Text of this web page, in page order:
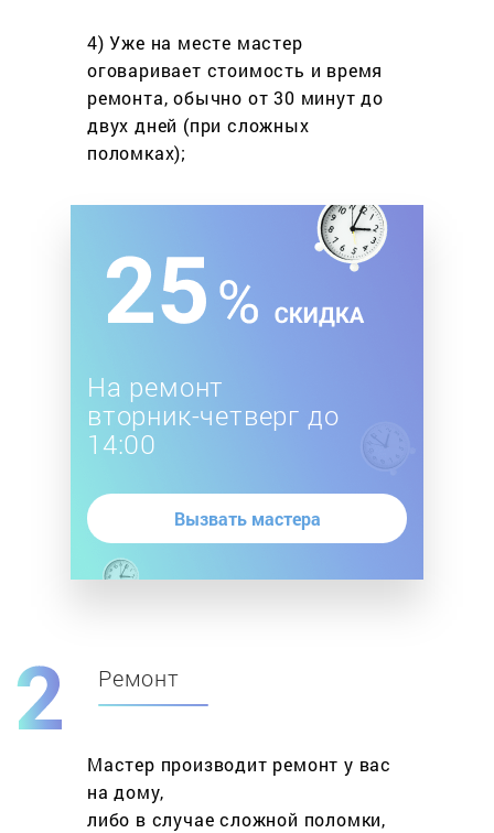
4) Уже на месте мастер
оговаривает стоимость и время
ремонта, обычно от 30 минут до
двух дней (при сложных
поломках);
На ремонт
вторник-четверг до
14:00
Вызвать мастера
Ремонт
Мастер производит ремонт у вас
на дому,
либо в случае сложной поломки,